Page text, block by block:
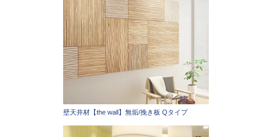
壁天井材【the wall】無垢/挽き板 Qタイプ